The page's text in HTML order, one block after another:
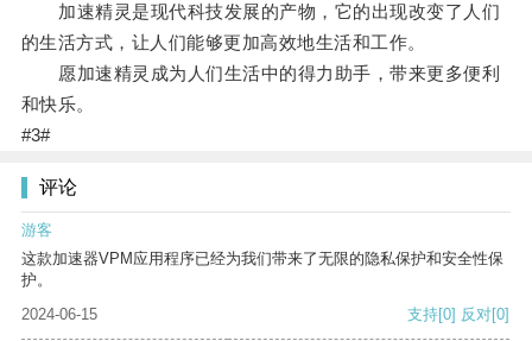
加速精灵是现代科技发展的产物，它的出现改变了人们
的生活方式，让人们能够更加高效地生活和工作。
愿加速精灵成为人们生活中的得力助手，带来更多便利
和快乐。
#3#
评论
游客
这款加速器VPM应用程序已经为我们带来了无限的隐私保护和安全性保
护。
2024-06-15
支持[0] 反对[0]